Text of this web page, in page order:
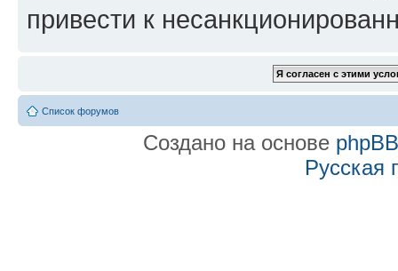
привести к
Список форумов
Создано на основе phpBB
Русская